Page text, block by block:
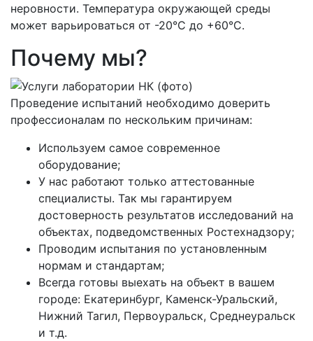
неровности. Температура окружающей среды
может варьироваться от -20°C до +60°C.
Почему мы?
Проведение испытаний необходимо доверить
профессионалам по нескольким причинам:
Используем самое современное
оборудование;
У нас работают только аттестованные
специалисты. Так мы гарантируем
достоверность результатов исследований на
объектах, подведомственных Ростехнадзору;
Проводим испытания по установленным
нормам и стандартам;
Всегда готовы выехать на объект в вашем
городе: Екатеринбург, Каменск-Уральский,
Нижний Тагил, Первоуральск, Среднеуральск
и т.д.